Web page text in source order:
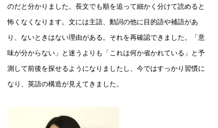
のだと分かりました。長文でも順を追って細かく分けて読めると
怖くなくなります。文には主語、動詞の他に目的語や補語があ
り、ないときはない理由がある。それを再確認できました。「意
味が分からない」と迷うよりも「これは何か省かれている」と予
測して前後を探せるようになりましたし、今ではすっかり習慣に
なり、英語の構造が見えてきました。